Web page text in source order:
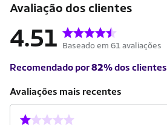
Avaliação dos clientes
4.51 Baseado em 61 avaliações
Recomendado por82%dos clientes
Avaliações mais recentes